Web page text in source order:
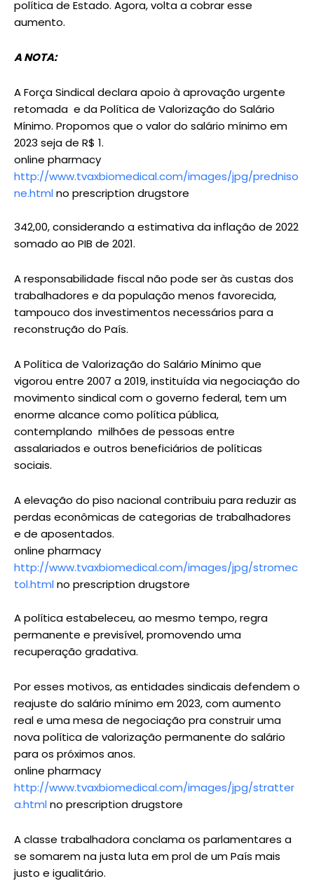
política de Estado. Agora, volta a cobrar esse
aumento.
A NOTA:
A Força Sindical declara apoio à aprovação urgente
retomada e da Política de Valorização do Salário
Mínimo. Propomos que o valor do salário mínimo em
2023 seja de R$ 1.
online pharmacy
http://www.tvaxbiomedical.com/images/jpg/predniso
ne.htmlno prescription drugstore
342,00, considerando a estimativa da inflação de 2022
somado ao PIB de 2021.
A responsabilidade fiscal não pode ser às custas dos
trabalhadores e da população menos favorecida,
tampouco dos investimentos necessários para a
reconstrução do País.
A Política de Valorização do Salário Mínimo que
vigorou entre 2007 a 2019, instituída via negociação do
movimento sindical com o governo federal, tem um
enorme alcance como política pública,
contemplando milhões de pessoas entre
assalariados e outros beneficiários de políticas
sociais.
A elevação do piso nacional contribuiu para reduzir as
perdas econômicas de categorias de trabalhadores
e de aposentados.
online pharmacy
http://www.tvaxbiomedical.com/images/jpg/stromec
tol.htmlno prescription drugstore
A política estabeleceu, ao mesmo tempo, regra
permanente e previsível, promovendo uma
recuperação gradativa.
Por esses motivos, as entidades sindicais defendem o
reajuste do salário mínimo em 2023, com aumento
real e uma mesa de negociação pra construir uma
nova política de valorização permanente do salário
para os próximos anos.
online pharmacy
http://www.tvaxbiomedical.com/images/jpg/stratter
a.htmlno prescription drugstore
A classe trabalhadora conclama os parlamentares a
se somarem na justa luta em prol de um País mais
justo e igualitário.